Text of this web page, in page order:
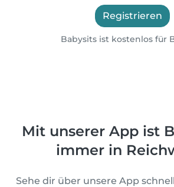
Registrieren
Babysits ist kostenlos für
Mit unserer App ist
immer in
Sehe dir über unsere App